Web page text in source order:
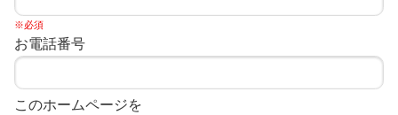
※必須
お電話番号
このホームページを